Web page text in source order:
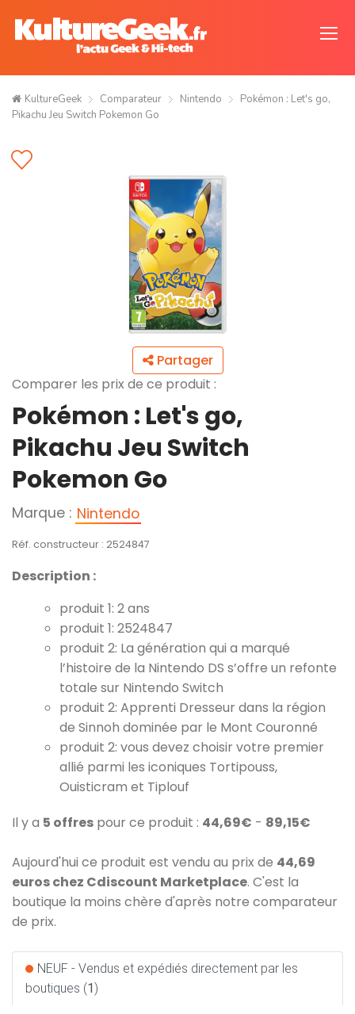
KultureGeek Comparateur Nintendo
Pokémon : Let's go,
Pikachu Jeu Switch Pokemon Go
Partager
Comparer les prix de ce produit :
Pokémon : Let's go,
Pikachu Jeu Switch
Pokemon Go
Marque : Nintendo
Réf. constructeur : 2524847
Description :
produit 1: 2 ans
produit 1: 2524847
produit 2: La génération qui a marqué
l’histoire de la Nintendo DS s’offre un refonte
totale sur Nintendo Switch
produit 2: Apprenti Dresseur dans la région
de Sinnoh dominée par le Mont Couronné
produit 2: vous devez choisir votre premier
allié parmi les iconiques Tortipouss,
Ouisticram et Tiplouf
Il y a 5 offres pour ce produit : 44,69€ - 89,15€
Aujourd'hui ce produit est vendu au prix de 44,69
euros chez Cdiscount Marketplace. C'est la
boutique la moins chère d'après notre comparateur
de prix.
NEUF - Vendus et expédiés directement par les
boutiques (1)